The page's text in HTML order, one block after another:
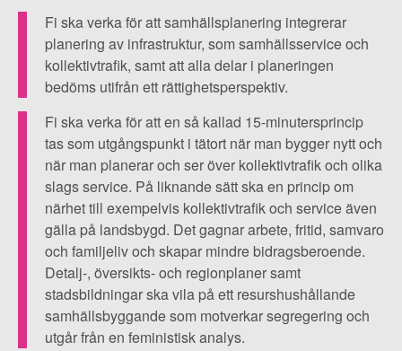
FÖR MEDLEMMAR ▼
NYHETER
samhällsplanering
demokratisk.
Den
utgår
ifrån
medborgarna
analyserar
intersektionellt
perspektiv
Fi ska verka för att samhällsplanering integrerar
planering av infrastruktur, som samhällsservice och
kollektivtrafik, samt att alla delar i planeringen
bedöms utifrån ett rättighetsperspektiv.
Fi ska verka för att en så kallad 15-minutersprincip
tas som utgångspunkt i tätort när man bygger nytt och
när man planerar och ser över kollektivtrafik och olika
slags service. På liknande sätt ska en princip om
närhet till exempelvis kollektivtrafik och service även
gälla på landsbygd. Det gagnar arbete, fritid, samvaro
och familjeliv och skapar mindre bidragsberoende.
Detalj-, översikts- och regionplaner samt
stadsbildningar ska vila på ett resurshushållande
samhällsbyggande som motverkar segregering och
utgår från en feministisk analys.